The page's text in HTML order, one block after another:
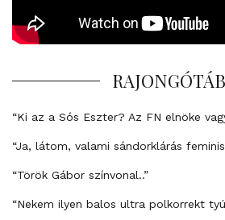
“Ki az a Sós Eszter? Az FN elnöke
“Ja, látom, valami sándorklárás
“Török Gábor színvonal..”
“Nekem ilyen balos ultra polkorrekt